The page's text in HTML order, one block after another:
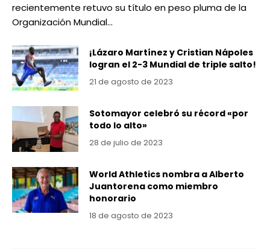
recientemente retuvo su título en peso pluma de la
Organización Mundial…
¡Lázaro Martínez y Cristian Nápoles
logran el 2-3 Mundial de triple salto!
21 de agosto de 2023
Sotomayor celebró su récord «por
todo lo alto»
28 de julio de 2023
World Athletics nombra a Alberto
Juantorena como miembro
honorario
18 de agosto de 2023